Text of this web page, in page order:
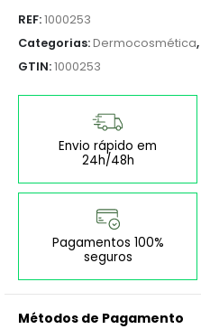
REF:1000253
Categorias:Dermocosmética,
GTIN:1000253
Envio rápido em
24h/48h
Pagamentos 100%
seguros
Métodos de Pagamento